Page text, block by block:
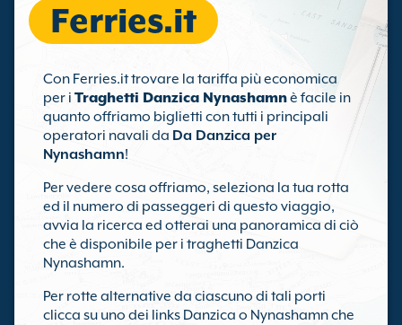
Ferries.it
Con Ferries.it trovare la tariffa più economica
per i Traghetti Danzica Nynashamnè facile in
quanto offriamo biglietti con tutti i principali
operatori navali da Da Danzica per
Nynashamn!
Per vedere cosa offriamo, seleziona la tua rotta
ed il numero di passeggeri di questo viaggio,
avvia la ricerca ed otterai una panoramica di ciò
che è disponibile per i traghetti Danzica
Nynashamn.
Per rotte alternative da ciascuno di tali porti
clicca su uno dei links Danzica o Nynashamn che